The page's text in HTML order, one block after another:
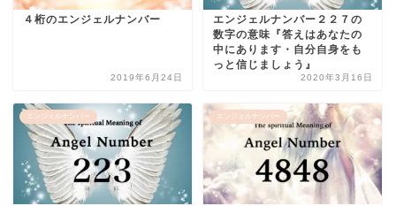
４桁のエンジェルナンバー
2019年6月24日
エンジェルナンバー２２７の
数字の意味『答えはあなたの
中にあります・自分自身をも
っと信じましょう』
2020年3月16日
エンジェルナンバー エンジェルナンバー